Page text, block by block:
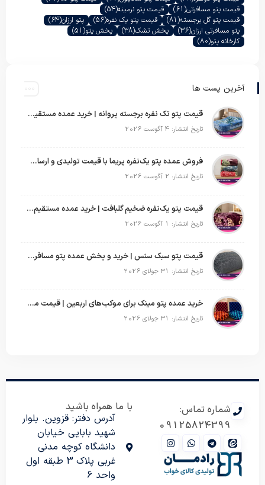
قیمت پتو مسافرتی(61) قیمت پتو نرمینه(54)
قیمت پتو گل برجسته(81) قیمت پتو یک نفره(56) پتو ارزان(64)
پتو مسافرتی ارزان(36) پخش تشک(38) پخش پتو(51)
کارخانه پتو(80)
آخرین پست ها
قیمت پتو تک نفره برجسته پروانه | خرید عمده مستقیم با بهترین قیمت بازار
تاریخ انتشار: 4 آگوست 2026
فروش عمده پتو یک‌نفره پریما با قیمت تولیدی و ارسال به سراسر کشور
تاریخ انتشار: 2 آگوست 2026
قیمت پتو یک‌نفره ضخیم گلبافت | خرید عمده مستقیم با بهترین قیمت
تاریخ انتشار: 1 آگوست 2026
قیمت پتو سبک سنس | خرید و پخش عمده پتو مسافرتی Sense
تاریخ انتشار: 31 جولای 2026
خرید عمده پتو مینک برای موکب‌های اربعین | قیمت مناسب و ارسال سریع
تاریخ انتشار: 31 جولای 2026
شماره تماس:
09125824399
با ما همراه باشید
آدرس دفتر: قزوین. بلوار
شهید بابایی خیابان
دانشگاه کوچه مدنی
غربی پلاک 3 طبقه اول
واحد 6